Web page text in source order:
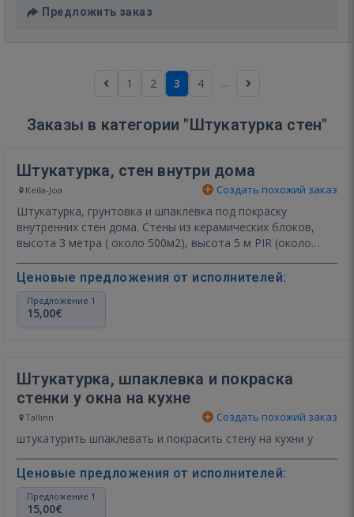
Предложить заказ
1 2 3 4 ...
Заказы в категории "Штукатурка стен"
Штукатурка, стен внутри дома
Keila-Joa Создать похожий заказ
Штукатурка, грунтовка и шпаклёвка под покраску
внутренних стен дома. Стены из керамических блоков,
высота 3 метра ( около 500м2), высота 5 м PIR (около
Ценовые предложения от исполнителей:
Предложение 1
15,00€
Штукатурка, шпаклевка и покраска
стенки у окна на кухне
Tallinn Создать похожий заказ
штукатурить шпаклевать и покрасить стену на кухни у
Ценовые предложения от исполнителей:
Предложение 1
15,00€